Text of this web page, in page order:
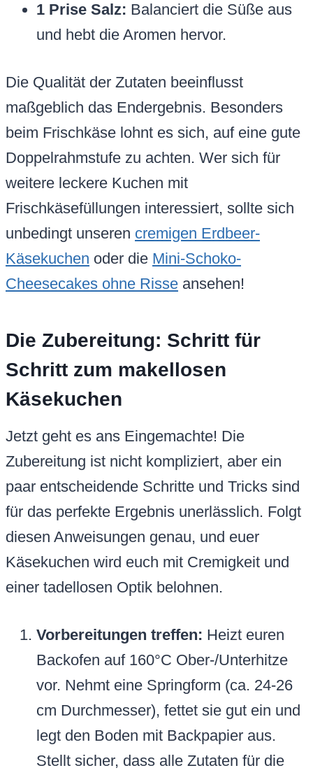
1 Prise Salz: Balanciert die Süße aus
und hebt die Aromen hervor.
Die Qualität der Zutaten beeinflusst
maßgeblich das Endergebnis. Besonders
beim Frischkäse lohnt es sich, auf eine gute
Doppelrahmstufe zu achten. Wer sich für
weitere leckere Kuchen mit
Frischkäsefüllungen interessiert, sollte sich
unbedingt unseren cremigen Erdbeer-
Käsekuchen oder die Mini-Schoko-
Cheesecakes ohne Risse ansehen!
Die Zubereitung: Schritt für
Schritt zum makellosen
Käsekuchen
Jetzt geht es ans Eingemachte! Die
Zubereitung ist nicht kompliziert, aber ein
paar entscheidende Schritte und Tricks sind
für das perfekte Ergebnis unerlässlich. Folgt
diesen Anweisungen genau, und euer
Käsekuchen wird euch mit Cremigkeit und
einer tadellosen Optik belohnen.
Vorbereitungen treffen: Heizt euren
Backofen auf 160°C Ober-/Unterhitze
vor. Nehmt eine Springform (ca. 24-26
cm Durchmesser), fettet sie gut ein und
legt den Boden mit Backpapier aus.
Stellt sicher, dass alle Zutaten für die